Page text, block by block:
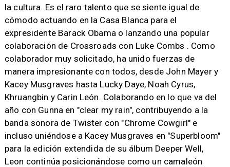
la cultura. Es el raro talento que se siente igual de
cómodo actuando en la Casa Blanca para el
expresidente Barack Obama o lanzando una popular
colaboración de Crossroads con Luke Combs . Como
colaborador muy solicitado, ha unido fuerzas de
manera impresionante con todos, desde John Mayer y
Kacey Musgraves hasta Lucky Daye, Noah Cyrus,
Khruangbin y Carin León. Colaborando en lo que va del
año con Gunna en "clear my rain", contribuyendo a la
banda sonora de Twister con "Chrome Cowgirl" e
incluso uniéndose a Kacey Musgraves en "Superbloom"
para la edición extendida de su álbum Deeper Well,
Leon continúa posicionándose como un camaleón